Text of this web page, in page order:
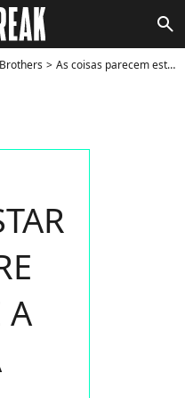
search
As coisas parecem estar sérias entre Joe Jonas e a namorada Blanda Eggenschwiler. Os dois foram vistos procurando casas em Los Angeles, dia 26 de outubro. Será que vem casamento por aí? - Foto
A